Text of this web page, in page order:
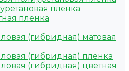
пленка
пленка
(гибридная) матовая
(гибридная) пленка
(гибридная) цветная